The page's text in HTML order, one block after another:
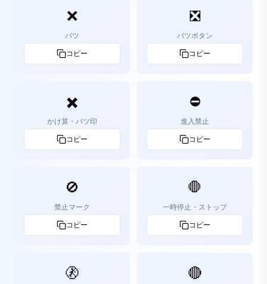
❌
バツ
コピー
❎
バツボタン
コピー
✖️
かけ算・バツ印
コピー
⛔
進入禁止
コピー
🚫
禁止マーク
コピー
🛑
一時停止・ストップ
コピー
🚷 🔴